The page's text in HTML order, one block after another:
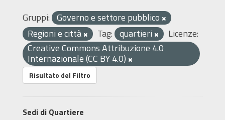
Gruppi: Governo e settore pubblico
Regioni e città
Tag: quartieri
Licenze:
Creative Commons Attribuzione 4.0
Internazionale (CC BY 4.0)
Risultato del Filtro
Sedi di Quartiere